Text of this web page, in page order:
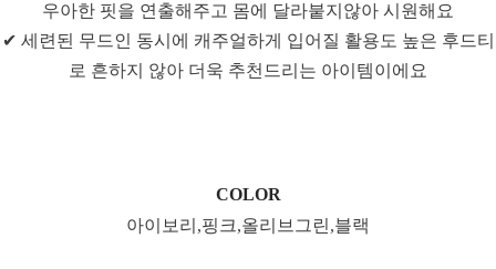
우아한 핏을 연출해주고 몸에 달라붙지않아 시원해요
✔ 세련된 무드인 동시에 캐주얼하게 입어질 활용도 높은 후드티
로 흔하지 않아 더욱 추천드리는 아이템이에요
COLOR
아이보리,핑크,올리브그린,블랙